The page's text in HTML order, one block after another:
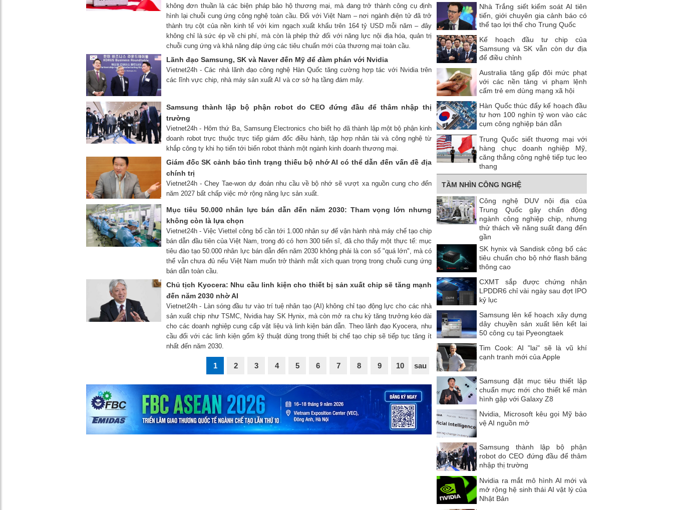
không đơn thuần là các biện pháp bảo hộ thương mại, mà đang trở thành công cụ định
hình lại chuỗi cung ứng công nghệ toàn cầu. Đối với Việt Nam – nơi ngành điện tử đã trở
thành trụ cột của nền kinh tế với kim ngạch xuất khẩu trên 164 tỷ USD mỗi năm – đây
không chỉ là sức ép về chi phí, mà còn là phép thử đối với năng lực nội địa hóa, quản trị
chuỗi cung ứng và khả năng đáp ứng các tiêu chuẩn mới của thương mại toàn cầu.
Lãnh đạo Samsung, SK và Naver đến Mỹ để đàm phán với Nvidia
Vietnet24h - Các nhà lãnh đạo công nghệ Hàn Quốc tăng cường hợp tác với Nvidia trên
các lĩnh vực chip, nhà máy sản xuất AI và cơ sở hạ tầng đám mây.
Samsung thành lập bộ phận robot do CEO đứng đầu để thâm nhập thị
trường
Vietnet24h - Hôm thứ Ba, Samsung Electronics cho biết họ đã thành lập một bộ phận kinh
doanh robot trực thuộc trực tiếp giám đốc điều hành, tập hợp nhân tài và công nghệ từ
khắp công ty khi họ tiến tới biến robot thành một ngành kinh doanh thương mại.
Giám đốc SK cảnh báo tình trạng thiếu bộ nhớ AI có thể dẫn đến vấn đề địa
chính trị
Vietnet24h - Chey Tae-won dự đoán nhu cầu về bộ nhớ sẽ vượt xa nguồn cung cho đến
năm 2027 bất chấp việc mở rộng năng lực sản xuất.
Mục tiêu 50.000 nhân lực bán dẫn đến năm 2030: Tham vọng lớn nhưng
không còn là lựa chọn
Vietnet24h - Việc Viettel công bố cần tới 1.000 nhân sự để vận hành nhà máy chế tạo chip
bán dẫn đầu tiên của Việt Nam, trong đó có hơn 300 tiến sĩ, đã cho thấy một thực tế: mục
tiêu đào tạo 50.000 nhân lực bán dẫn đến năm 2030 không phải là con số "quá lớn", mà có
thể vẫn chưa đủ nếu Việt Nam muốn trở thành mắt xích quan trọng trong chuỗi cung ứng
bán dẫn toàn cầu.
Chủ tịch Kyocera: Nhu cầu linh kiện cho thiết bị sản xuất chip sẽ tăng mạnh
đến năm 2030 nhờ AI
Vietnet24h - Làn sóng đầu tư vào trí tuệ nhân tạo (AI) không chỉ tạo động lực cho các nhà
sản xuất chip như TSMC, Nvidia hay SK Hynix, mà còn mở ra chu kỳ tăng trưởng kéo dài
cho các doanh nghiệp cung cấp vật liệu và linh kiện bán dẫn. Theo lãnh đạo Kyocera, nhu
cầu đối với các linh kiện gốm kỹ thuật dùng trong thiết bị chế tạo chip sẽ tiếp tục tăng ít
nhất đến năm 2030.
1 2 3 4 5 6 7 8 9 10 sau
Nhà Trắng siết kiểm soát AI tiên
tiến, giới chuyên gia cảnh báo có
thể tạo lợi thế cho Trung Quốc
Kế hoạch đầu tư chip của
Samsung và SK vẫn còn dư địa
để điều chỉnh
Australia tăng gấp đôi mức phạt
với các nền tảng vi phạm lệnh
cấm trẻ em dùng mạng xã hội
Hàn Quốc thúc đẩy kế hoạch đầu
tư hơn 100 nghìn tỷ won vào các
cụm công nghiệp bán dẫn
Trung Quốc siết thương mại với
hàng chục doanh nghiệp Mỹ,
căng thẳng công nghệ tiếp tục leo
thang
TẦM NHÌN CÔNG NGHỆ
Công nghệ DUV nội địa của
Trung Quốc gây chấn động
ngành công nghiệp chip, nhưng
thử thách về năng suất đang đến
gần
SK hynix và Sandisk công bố các
tiêu chuẩn cho bộ nhớ flash băng
thông cao
CXMT sắp được chứng nhận
LPDDR6 chỉ vài ngày sau đợt IPO
kỷ lục
Samsung lên kế hoạch xây dựng
dây chuyền sản xuất liên kết lai
50 công cụ tại Pyeongtaek
Tim Cook: AI "lai" sẽ là vũ khí
cạnh tranh mới của Apple
Samsung đặt mục tiêu thiết lập
chuẩn mực mới cho thiết kế màn
hình gập với Galaxy Z8
Nvidia, Microsoft kêu gọi Mỹ bảo
vệ AI nguồn mở
Samsung thành lập bộ phận
robot do CEO đứng đầu để thâm
nhập thị trường
Nvidia ra mắt mô hình AI mới và
mở rộng hệ sinh thái AI vật lý của
Nhật Bản